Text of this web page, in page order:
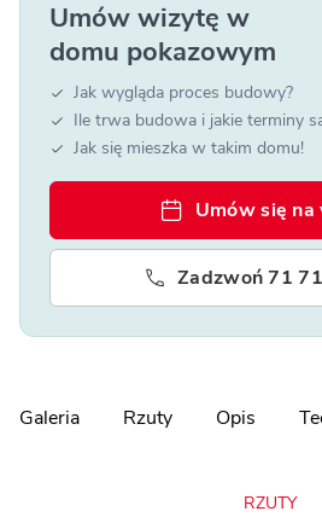
Umów wizytę w
domu pokazowym
Jak wygląda proces budowy?
Ile trwa budowa i jakie terminy
Jak się mieszka w takim domu!
Umów się
Zadzwoń 71
Galeria Rzuty Opis
RZUTY